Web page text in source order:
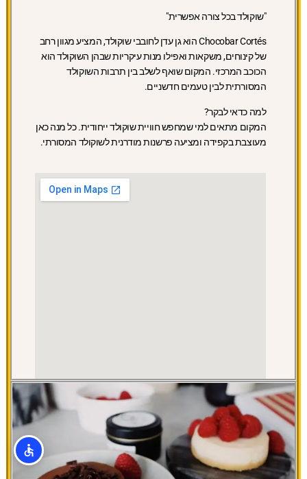
"שוקולד בכל צורה אפשרית"
Chocobar Cortés הוא גן עדן לחובבי שוקולד, המציע מגוון רחב
של קינוחים, משקאות ואפילו מנות עיקריות שבהן השוקולד הוא
הכוכב המרכזי. המקום שואף לשלב בין תרבות השוקולד
המסורתית לבין טעמים חדשניים.
למה כדאי לבקר?
המקום מתאים למי שמחפש חוויית שוקולד ייחודית. כל מנה כאן
מעוצבת בקפידה ומציעה פרשנות מודרנית לשוקולד המסורתי.